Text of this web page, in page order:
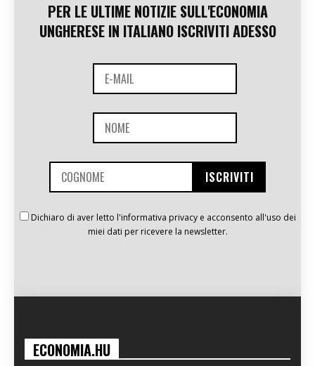
PER LE ULTIME NOTIZIE SULL'ECONOMIA
UNGHERESE IN ITALIANO ISCRIVITI ADESSO
Dichiaro di aver letto l'informativa privacy e acconsento all'uso dei
miei dati per ricevere la newsletter.
ECONOMIA.HU